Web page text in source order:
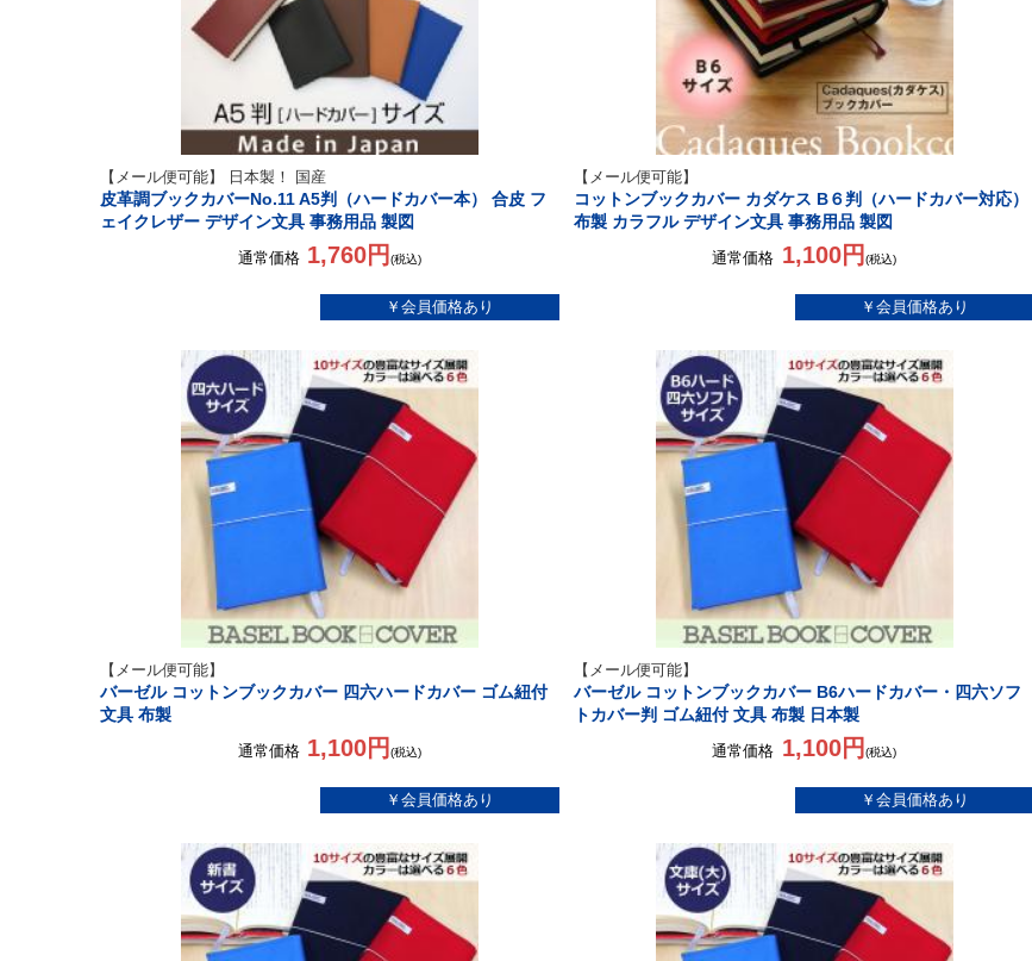
【メール便可能】 日本製！ 国産
皮革調ブックカバーNo.11 A5判（ハードカバー本） 合皮 フ
ェイクレザー デザイン文具 事務用品 製図
通常価格 1,760円(税込)
【メール便可能】
コットンブックカバー カダケス B６判（ハードカバー対応）
布製 カラフル デザイン文具 事務用品 製図
通常価格 1,100円 (税込)
【メール便可能】
バーゼル コットンブックカバー 四六ハードカバー ゴム紐付
文具 布製
通常価格 1,100円(税込)
【メール便可能】
バーゼル コットンブックカバー B6ハードカバー・四六ソフ
トカバー判 ゴム紐付 文具 布製 日本製
通常価格 1,100円 (税込)